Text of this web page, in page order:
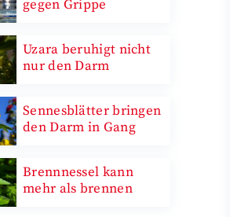
gegen Grippe
Uzara beruhigt nicht
nur den Darm
Sennesblätter bringen
den Darm in Gang
Brennnessel kann
mehr als brennen